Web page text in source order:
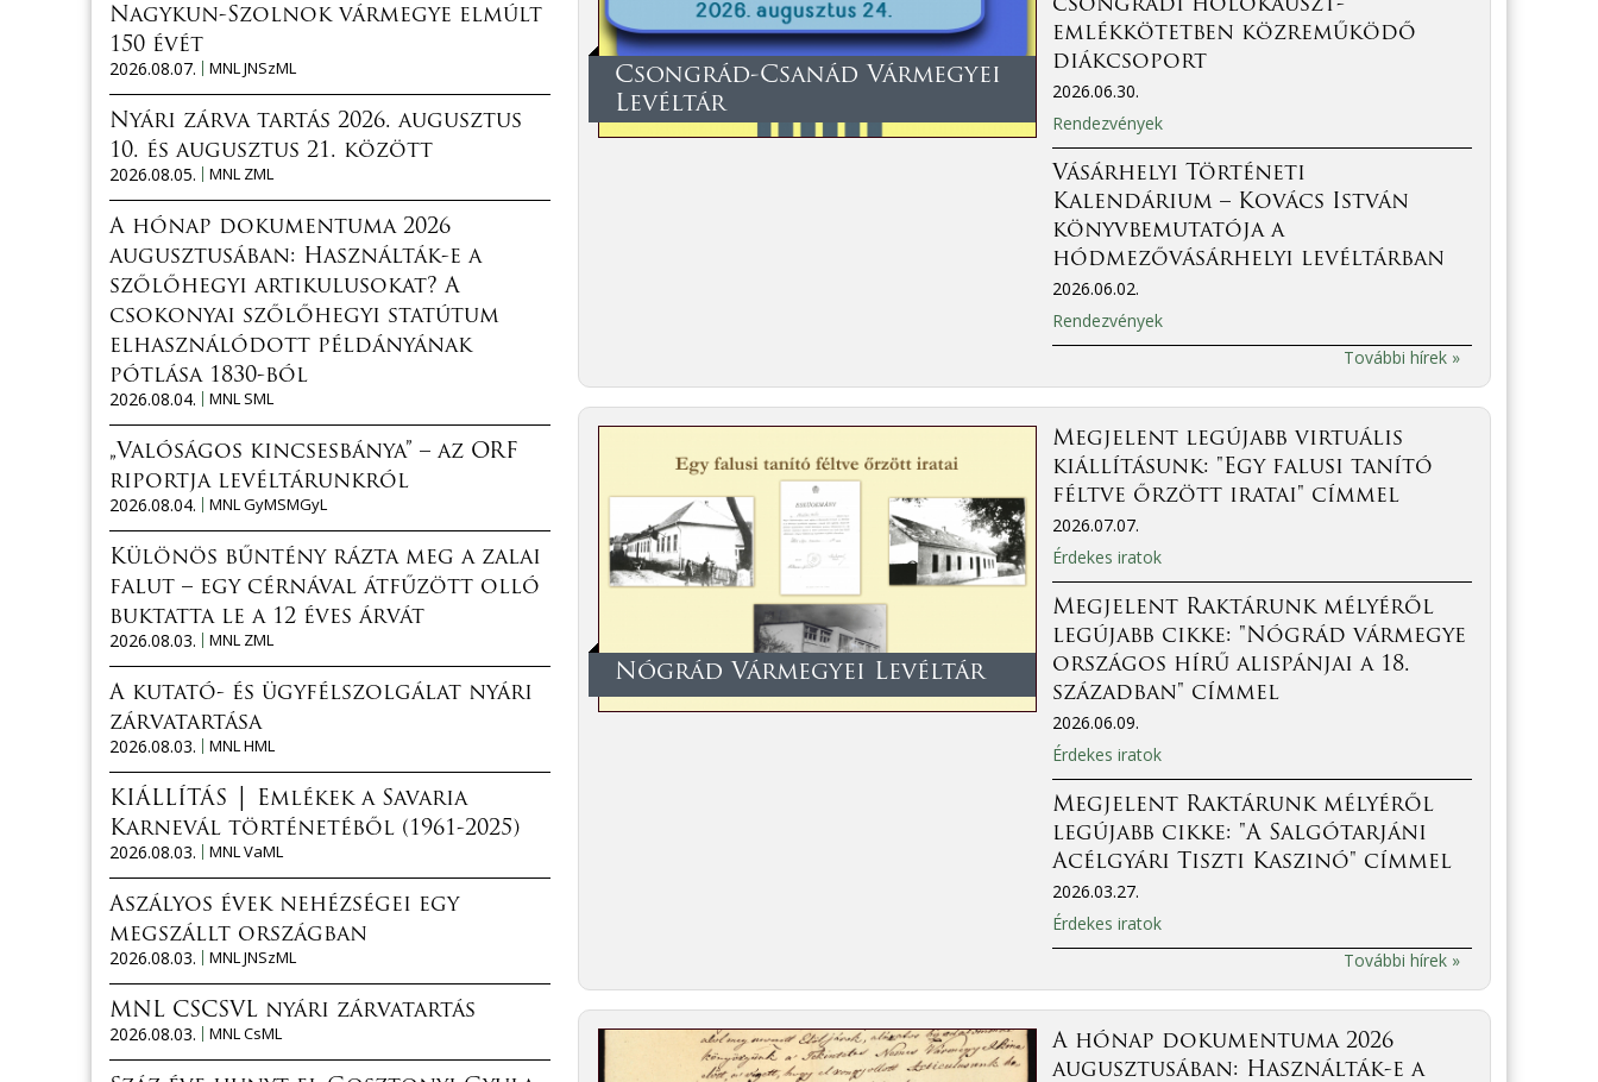
Csongrád-Csanád Vármegyei
Levéltár
csongrádi holokauszt-
emlékkötetben közreműködő
diákcsoport
2026.06.30.
Rendezvények
Vásárhelyi Történeti
Kalendárium – Kovács István
könyvbemutatója a
hódmezővásárhelyi levéltárban
2026.06.02.
Rendezvények
További hírek »
Nógrád Vármegyei Levéltár
Megjelent legújabb virtuális
kiállításunk: "Egy falusi tanító
féltve őrzött iratai" címmel
2026.07.07.
Érdekes iratok
Megjelent Raktárunk mélyéről
legújabb cikke: "Nógrád vármegye
országos hírű alispánjai a 18.
században" címmel
2026.06.09.
Érdekes iratok
Megjelent Raktárunk mélyéről
legújabb cikke: "A Salgótarjáni
Acélgyári Tiszti Kaszinó" címmel
2026.03.27.
Érdekes iratok
További hírek »
A hónap dokumentuma 2026
augusztusában: Használták-e a
Nagykun-Szolnok vármegye elmúlt
150 évét
2026.08.07.
MNL JNSzML
Nyári zárva tartás 2026. augusztus
10. és augusztus 21. között
2026.08.05.
MNL ZML
A hónap dokumentuma 2026
augusztusában: Használták-e a
szőlőhegyi artikulusokat? A
csokonyai szőlőhegyi statútum
elhasználódott példányának
pótlása 1830-ból
2026.08.04.
MNL SML
„Valóságos kincsesbánya” – az ORF
riportja levéltárunkról
2026.08.04.
MNL GyMSMGyL
Különös bűntény rázta meg a zalai
falut – egy cérnával átfűzött olló
buktatta le a 12 éves árvát
2026.08.03.
MNL ZML
A kutató- és ügyfélszolgálat nyári
zárvatartása
2026.08.03.
MNL HML
KIÁLLÍTÁS │ Emlékek a Savaria
Karnevál történetéből (1961-2025)
2026.08.03.
MNL VaML
Aszályos évek nehézségei egy
megszállt országban
2026.08.03.
MNL JNSzML
MNL CSCSVL nyári zárvatartás
2026.08.03.
MNL CsML